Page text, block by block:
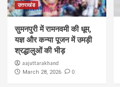
उत्तराखंड
सुमनपुरी में रामनवमी की धूम,
यज्ञ और कन्या पूजन में उमड़ी
श्रद्धालुओं की भीड़
aajuttarakhand
March 28, 2026 0